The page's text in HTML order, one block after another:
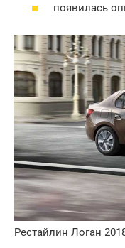
появилась
Рестайлин Логан